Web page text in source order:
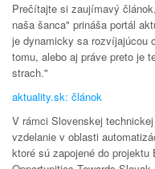
Prečítajte si zaujímavý
naša šanca" prináša portál
je dynamicky sa rozvíjajúcou
tomu, alebo aj práve preto je
strach."
aktuality.sk: článok
V rámci Slovenskej
vzdelanie v oblasti
ktoré sú zapojené do